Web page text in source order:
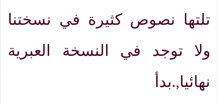
تلتها نصوص كثيرة في نسختنا
ولا توجد في النسخة العبرية
نهائيا,.بدأ